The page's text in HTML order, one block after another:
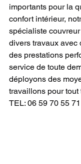
importants pour la
confort intérieur,
spécialiste
divers travaux avec
des prestations
service de toute
déployons des
travaillons pour tout
TEL: 06 59 70 55 71